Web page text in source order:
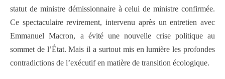
statut de ministre démissionnaire à celui de ministre confirmée.
Ce spectaculaire revirement, intervenu après un entretien avec
Emmanuel Macron, a évité une nouvelle crise politique au
sommet de l’État. Mais il a surtout mis en lumière les profondes
contradictions de l’exécutif en matière de transition écologique.